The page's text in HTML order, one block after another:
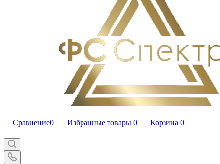
Сравнение0 Избранные товары 0 Корзина 0